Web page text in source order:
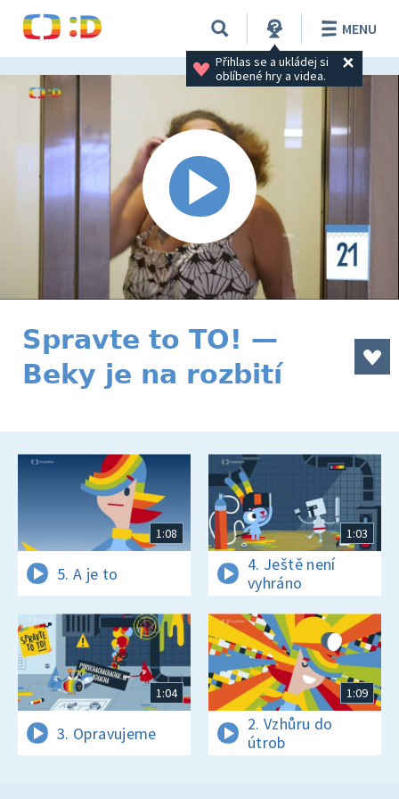
Přihlas se a ukládej si
oblíbené hry a videa.
MENU
Spravte to TO! —
Beky je na rozbití
1:08
5. A je to
1:03
4. Ještě není
vyhráno
1:04
3. Opravujeme
1:09
2. Vzhůru do
útrob